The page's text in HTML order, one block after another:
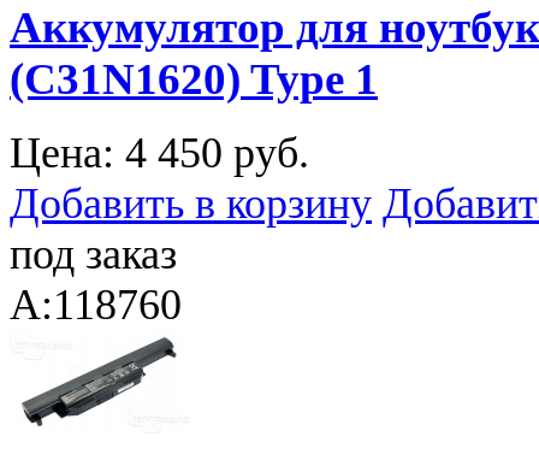
Аккумулятор для
(C31N1620) Type 1
Цена: 4 450 руб.
Добавить в корзину
под заказ
A:118760